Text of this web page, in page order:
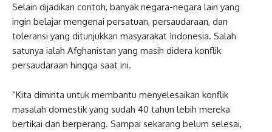
Selain dijadikan contoh, banyak negara-negara lain yang
ingin belajar mengenai persatuan, persaudaraan, dan
toleransi yang ditunjukkan masyarakat Indonesia. Salah
satunya ialah Afghanistan yang masih didera konflik
persaudaraan hingga saat ini.
“Kita diminta untuk membantu menyelesaikan konflik
masalah domestik yang sudah 40 tahun lebih mereka
bertikai dan berperang. Sampai sekarang belum selesai,